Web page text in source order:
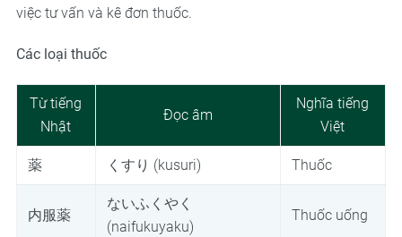
việc tư vấn và kê đơn thuốc.
Các loại thuốc
Từ tiếng
Nhật
Đọc âm
Nghĩa tiếng
Việt
薬 くすり (kusuri) Thuốc
内服薬
ないふくやく
(naifukuyaku)
Thuốc uống